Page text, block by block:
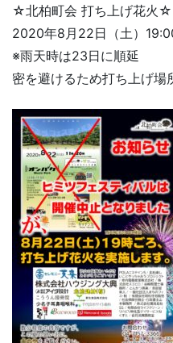
☆北柏町会 打ち上げ花火☆
2020年8月22日（土）
※雨天時は23日に順延
密を避けるため打ち上げ場